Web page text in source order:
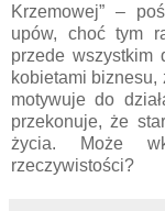
Krzemowej” –
upów, choć tym
przede wszystkim
kobietami
motywuje do
przekonuje, że
życia. Może
rzeczywistości?